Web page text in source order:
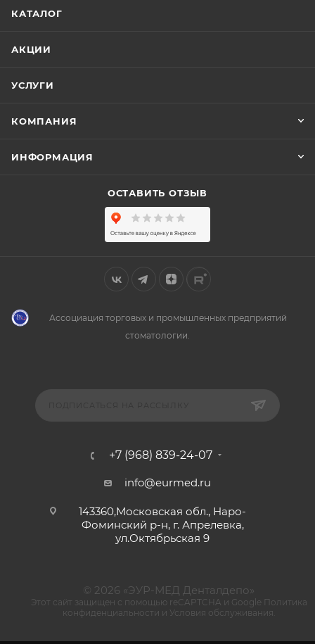
КАТАЛОГ
АКЦИИ
УСЛУГИ
КОМПАНИЯ
ИНФОРМАЦИЯ
ОСТАВИТЬ ОТЗЫВ
Ассоциация торговых и промышленных предприятий
стоматологии.
+7 (968) 839-24-07
info@eurmed.ru
143360,Московская обл., Наро-
Фоминский р-н, г. Апрелевка,
ул.Октябрьская 9
© 2026 «ЭУР-МЕД Денталдепо»
Этот сайт защищен с помощью reCAPTCHA и Google Политика
конфиденциальности и Условия обслуживания